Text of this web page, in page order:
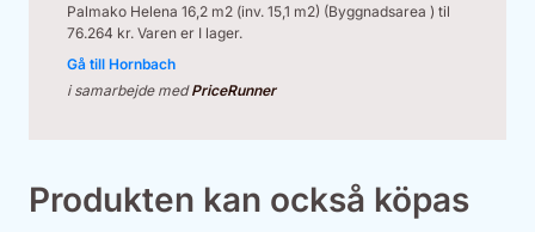
Palmako Helena 16,2 m2 (inv. 15,1 m2) (Byggnadsarea ) til
76.264 kr. Varen er I lager.
Gå till Hornbach
i samarbejde medPriceRunner
Produkten kan också köpas